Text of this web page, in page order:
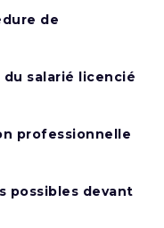
de
salarié licencié
professionnelle
possibles devant